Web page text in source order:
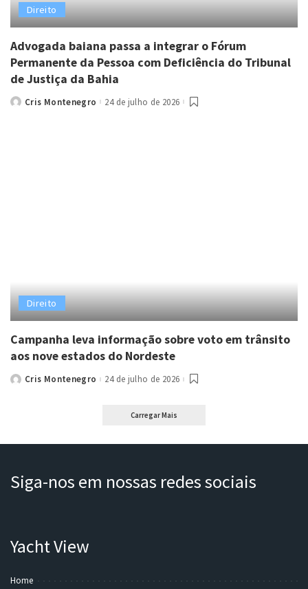
Direito
Advogada baiana passa a integrar o Fórum
Permanente da Pessoa com Deficiência do Tribunal
de Justiça da Bahia
PostedCris Montenegro 24 de julho de 2026
Direito
Campanha leva informação sobre voto em trânsito
aos nove estados do Nordeste
PostedCris Montenegro 24 de julho de 2026
Carregar Mais
Siga-nos em nossas redes sociais
Yacht View
Home